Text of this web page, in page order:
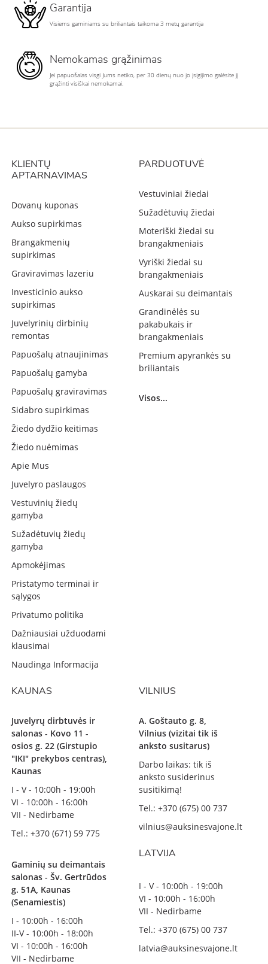
Garantija
Visiems gaminiams su briliantais taikoma 3 metų garantija
Nemokamas grąžinimas
Jei papuošalas visgi Jums netiko, per 30 dienų nuo jo įsigijimo galėsite jį
grąžinti visiškai nemokamai.
KLIENTŲ
APTARNAVIMAS
Dovanų kuponas
Aukso supirkimas
Brangakmenių
supirkimas
Graviravimas lazeriu
Investicinio aukso
supirkimas
Juvelyrinių dirbinių
remontas
Papuošalų atnaujinimas
Papuošalų gamyba
Papuošalų graviravimas
Sidabro supirkimas
Žiedo dydžio keitimas
Žiedo nuėmimas
Apie Mus
Juvelyro paslaugos
Vestuvinių žiedų
gamyba
Sužadėtuvių žiedų
gamyba
Apmokėjimas
Pristatymo terminai ir
sąlygos
Privatumo politika
Dažniausiai užduodami
klausimai
Naudinga Informacija
PARDUOTUVĖ
Vestuviniai žiedai
Sužadėtuvių žiedai
Moteriški žiedai su
brangakmeniais
Vyriški žiedai su
brangakmeniais
Auskarai su deimantais
Grandinėlės su
pakabukais ir
brangakmeniais
Premium apyrankės su
briliantais
Visos...
KAUNAS
Juvelyrų dirbtuvės ir
salonas - Kovo 11 -
osios g. 22 (Girstupio
"IKI" prekybos centras),
Kaunas
I - V - 10:00h - 19:00h
VI - 10:00h - 16:00h
VII - Nedirbame
Tel.: +370 (671) 59 775
Gaminių su deimantais
salonas - Šv. Gertrūdos
g. 51A, Kaunas
(Senamiestis)
I - 10:00h - 16:00h
II-V - 10:00h - 18:00h
VI - 10:00h - 16:00h
VII - Nedirbame
VILNIUS
A. Goštauto g. 8,
Vilnius (vizitai tik iš
anksto susitarus)
Darbo laikas: tik iš
anksto susiderinus
susitikimą!
Tel.: +370 (675) 00 737
vilnius@auksinesvajone.lt
LATVIJA
I - V - 10:00h - 19:00h
VI - 10:00h - 16:00h
VII - Nedirbame
Tel.: +370 (675) 00 737
latvia@auksinesvajone.lt